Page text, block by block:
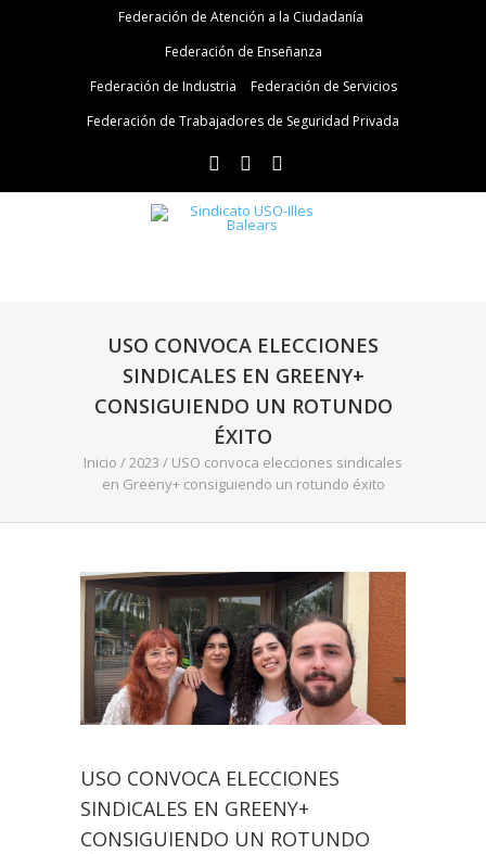
Federación de Atención a la Ciudadanía
Federación de Enseñanza
Federación de Industria
Federación de Servicios
Federación de Trabajadores de Seguridad Privada
USO CONVOCA ELECCIONES
SINDICALES EN GREENY+
CONSIGUIENDO UN ROTUNDO
ÉXITO
Inicio /2023 / USO convoca elecciones sindicales
en Greeny+ consiguiendo un rotundo éxito
USO CONVOCA ELECCIONES
SINDICALES EN GREENY+
CONSIGUIENDO UN ROTUNDO